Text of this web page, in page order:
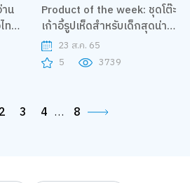
น
ทย
ดี
Product of the week: ชุดโต๊ะ
เก้าอี้รูปเห็ดสำหรับเด็กสุดน่า
รัก 23 ส.ค. 65
5
3739
2 3 4 … 8